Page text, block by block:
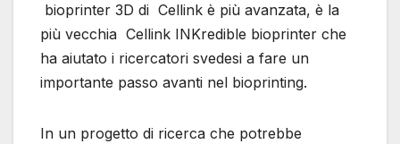
bioprinter 3D di Cellink è più avanzata, è la
più vecchia Cellink INKredible bioprinter che
ha aiutato i ricercatori svedesi a fare un
importante passo avanti nel bioprinting.
In un progetto di ricerca che potrebbe